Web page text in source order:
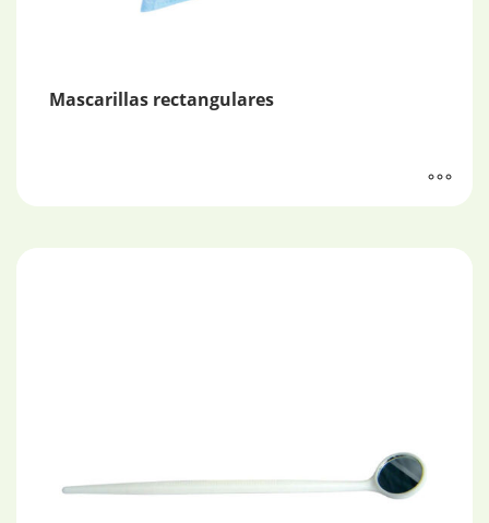
Mascarillas rectangulares